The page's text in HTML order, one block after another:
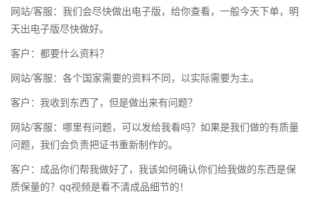
网站/客服：我们会尽快做出电子版，给你查看，一般今天下单，明
天出电子版尽快做好。
客户：都要什么资料？
网站/客服：各个国家需要的资料不同，以实际需要为主。
客户：我收到东西了，但是做出来有问题？
网站/客服：哪里有问题，可以发给我看吗？如果是我们做的有质量
问题，我们会负责把证书重新制作的。
客户：成品你们帮我做好了，我该如何确认你们给我做的东西是保
质保量的？qq视频是看不清成品细节的！